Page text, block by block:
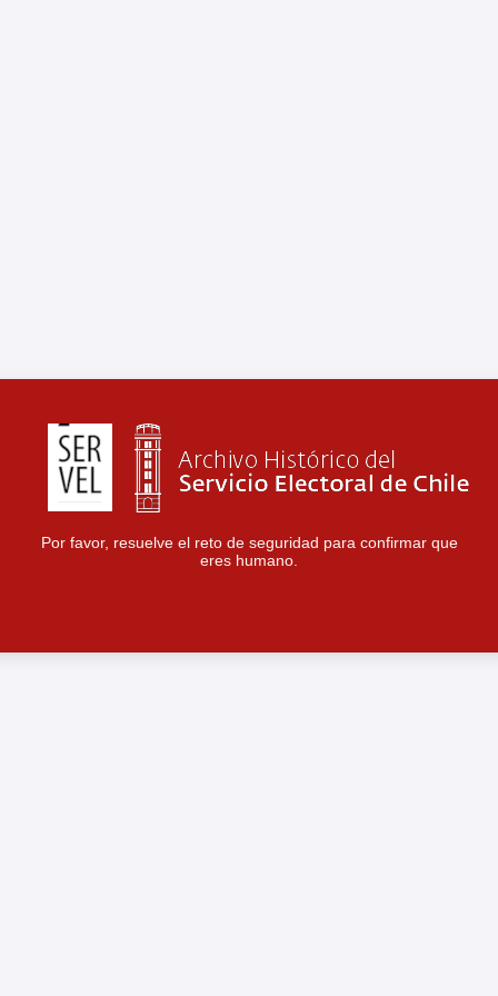
Por favor, resuelve el reto de seguridad para confirmar que
eres humano.